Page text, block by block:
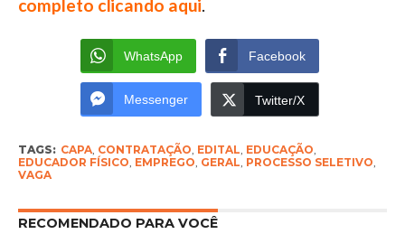
completo clicando aqui.
WhatsApp Facebook
Messenger Twitter/X
TAGS: CAPA, CONTRATAÇÃO EDITAL EDUCAÇÃO
EDUCADOR FÍSICO EMPREGO GERAL PROCESSO SELETIVO
VAGA
RECOMENDADO PARA VOCÊ